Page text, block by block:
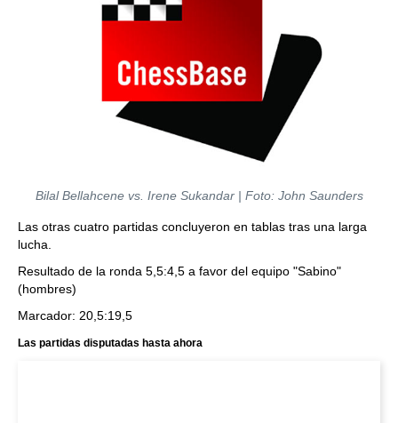
Bilal Bellahcene vs. Irene Sukandar | Foto: John Saunders
Las otras cuatro partidas concluyeron en tablas tras una larga
lucha.
Resultado de la ronda 5,5:4,5 a favor del equipo "Sabino"
(hombres)
Marcador: 20,5:19,5
Las partidas disputadas hasta ahora